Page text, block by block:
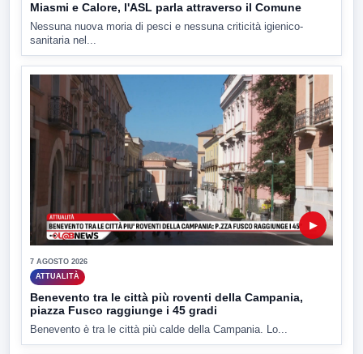
Miasmi e Calore, l'ASL parla attraverso il Comune
Nessuna nuova moria di pesci e nessuna criticità igienico-
sanitaria nel...
▶
7 AGOSTO 2026
ATTUALITÀ
Benevento tra le città più roventi della Campania,
piazza Fusco raggiunge i 45 gradi
Benevento è tra le città più calde della Campania. Lo...